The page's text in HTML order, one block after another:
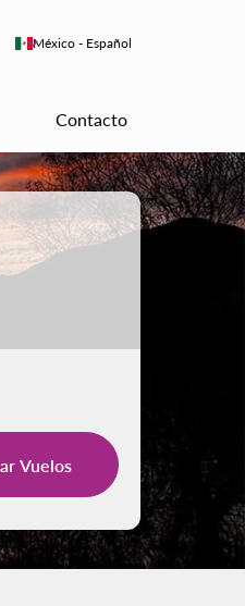
México - Español
keyboard_arrow_down
Contacto
Vuelos